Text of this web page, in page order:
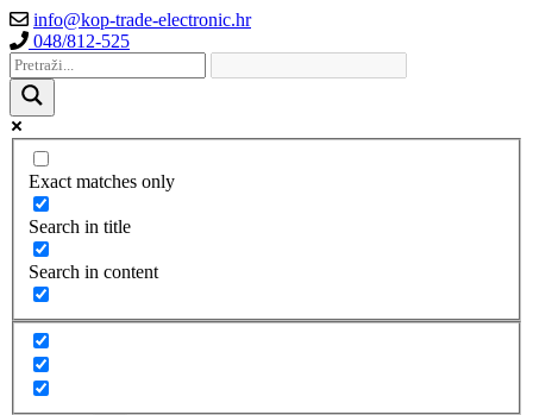
info@kop-trade-electronic.hr
048/812-525
Exact matches only
Search in title
Search in content